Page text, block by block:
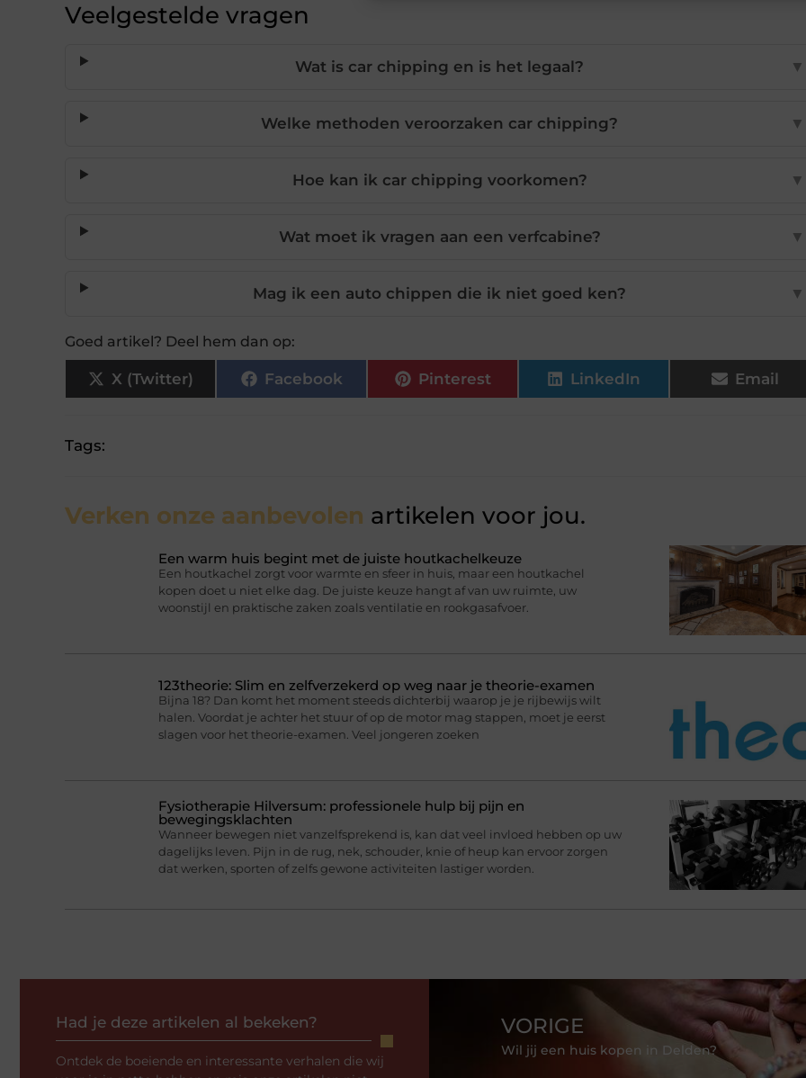
Veelgestelde vragen
Wat is car chipping en is het legaal? ▼
Welke methoden veroorzaken car chipping? ▼
Hoe kan ik car chipping voorkomen? ▼
Wat moet ik vragen aan een verfcabine? ▼
Mag ik een auto chippen die ik niet goed ken? ▼
Goed artikel? Deel hem dan op:
X (Twitter) Facebook Pinterest LinkedIn Email
Tags:
Verken onze aanbevolen artikelen voor jou.
Een warm huis begint met de juiste houtkachelkeuze
Een houtkachel zorgt voor warmte en sfeer in huis, maar een houtkachel
kopen doet u niet elke dag. De juiste keuze hangt af van uw ruimte, uw
woonstijl en praktische zaken zoals ventilatie en rookgasafvoer.
123theorie: Slim en zelfverzekerd op weg naar je theorie-examen
Bijna 18? Dan komt het moment steeds dichterbij waarop je je rijbewijs wilt
halen. Voordat je achter het stuur of op de motor mag stappen, moet je eerst
slagen voor het theorie-examen. Veel jongeren zoeken
Fysiotherapie Hilversum: professionele hulp bij pijn en
bewegingsklachten
Wanneer bewegen niet vanzelfsprekend is, kan dat veel invloed hebben op uw
dagelijks leven. Pijn in de rug, nek, schouder, knie of heup kan ervoor zorgen
dat werken, sporten of zelfs gewone activiteiten lastiger worden.
Had je deze artikelen al bekeken?
Ontdek de boeiende en interessante verhalen die wij
VORIGE
Wil jij een huis kopen in Delden?